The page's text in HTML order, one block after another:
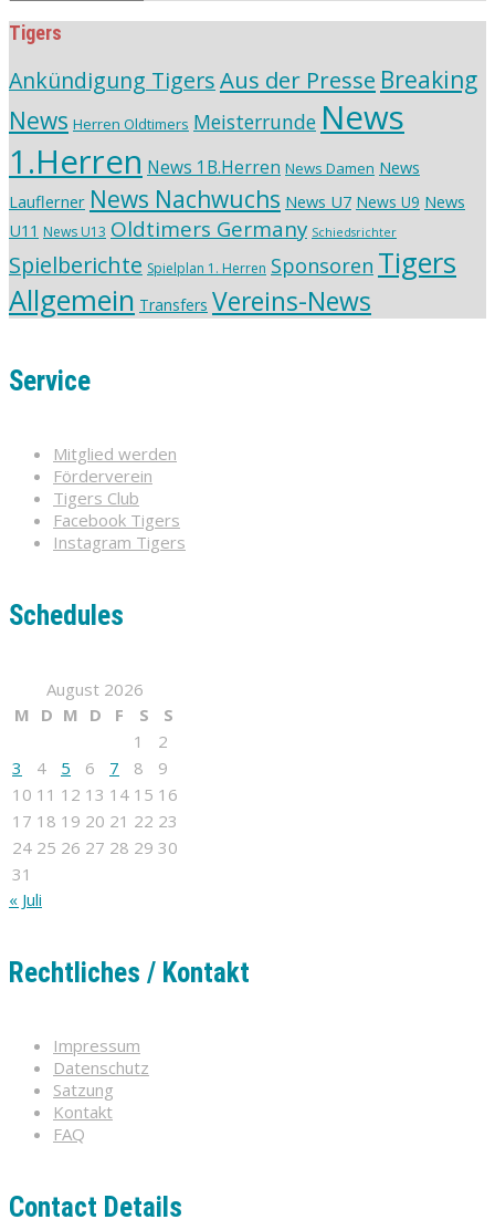
Tigers
Ankündigung TigersAus der Presse Breaking
News Herren Oldtimers Meisterrunde News
1.Herren News 1B.Herren News Damen News
Lauflerner News Nachwuchs News U7 News U9 News
U11 News U13 Oldtimers Germany Schiedsrichter
Spielberichte Spielplan 1. Herren Sponsoren Tigers
Allgemein Transfers Vereins-News
Service
Mitglied werden
Förderverein
Tigers Club
Facebook Tigers
Instagram Tigers
Schedules
August 2026
M D M D F S
S
1
2
3
4 5 6 7 8
9
10 11 12 13 14 15 16
17 18 19 20 21 22 23
24 25 26 27 28 29 30
31
« Juli
Rechtliches / Kontakt
Impressum
Datenschutz
Satzung
Kontakt
FAQ
Contact Details